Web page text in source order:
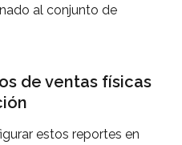
al conjunto de
de ventas físicas
estos reportes en